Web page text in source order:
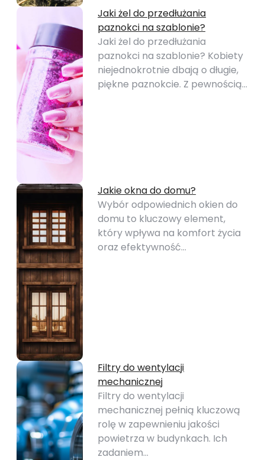
Jaki żel do przedłużania
paznokci na szablonie?
Jaki żel do przedłużania
paznokci na szablonie? Kobiety
niejednokrotnie dbają o długie,
piękne paznokcie. Z pewnością…
Jakie okna do domu?
Wybór odpowiednich okien do
domu to kluczowy element,
który wpływa na komfort życia
oraz efektywność…
Filtry do wentylacji
mechanicznej
Filtry do wentylacji
mechanicznej pełnią kluczową
rolę w zapewnieniu jakości
powietrza w budynkach. Ich
zadaniem…